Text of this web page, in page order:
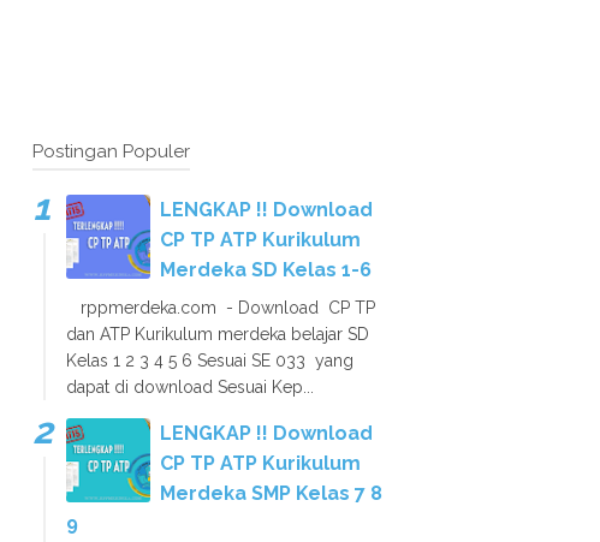
Postingan Populer
LENGKAP !! Download
CP TP ATP Kurikulum
Merdeka SD Kelas 1-6
rppmerdeka.com - Download CP TP
dan ATP Kurikulum merdeka belajar SD
Kelas 1 2 3 4 5 6 Sesuai SE 033 yang
dapat di download Sesuai Kep...
LENGKAP !! Download
CP TP ATP Kurikulum
Merdeka SMP Kelas 7 8
9